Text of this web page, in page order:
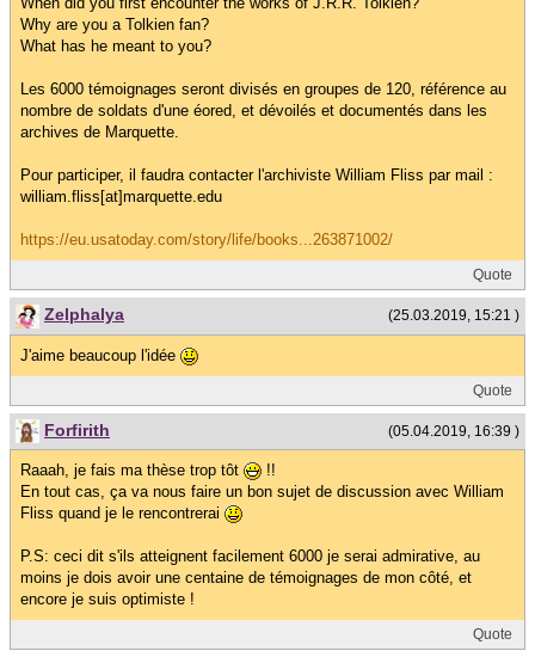
Why are you a Tolkien fan?
What has he meant to you?
Les 6000 témoignages seront divisés en groupes de 120, référence au
nombre de soldats d'une éored, et dévoilés et documentés dans les
archives de Marquette.
Pour participer, il faudra contacter l'archiviste William Fliss par mail :
william.fliss[at]marquette.edu
https://eu.usatoday.com/story/life/books...263871002/
Quote
(25.03.2019, 15:21 )
Zelphalya
J'aime beaucoup l'idée
Quote
(05.04.2019, 16:39 )
Forfirith
Raaah, je fais ma thèse trop tôt
!!
En tout cas, ça va nous faire un bon sujet de discussion avec William
Fliss quand je le rencontrerai
P.S: ceci dit s'ils atteignent facilement 6000 je serai admirative, au
moins je dois avoir une centaine de témoignages de mon côté, et
encore je suis optimiste !
Quote